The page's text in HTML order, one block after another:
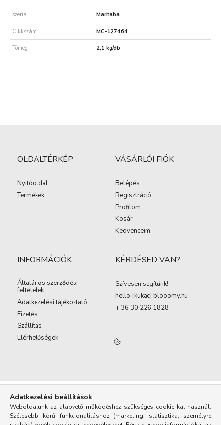
széria Marhaba
Cikkszám MC-127464
Tömeg 2,1 kg/db
OLDALTÉRKÉP
Nyitóoldal
Termékek
VÁSÁRLÓI FIÓK
Belépés
Regisztráció
Profilom
Kosár
Kedvenceim
INFORMÁCIÓK
Általános szerződési
feltételek
Adatkezelési tájékoztató
Fizetés
Szállítás
Elérhetőségek
KÉRDÉSED VAN?
Szívesen segítünk!
hello [kukac] blooomy.hu
+ 36 30 226 1828
Adatkezelési beállítások
Weboldalunk az alapvető működéshez szükséges cookie-kat használ.
Szélesebb körű funkcionalitáshoz (marketing, statisztika, személyre